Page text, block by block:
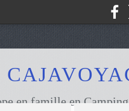
en famille en